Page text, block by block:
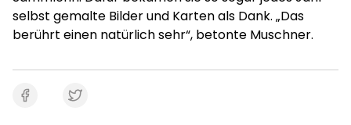
selbst gemalte Bilder und Karten als Dank. „Das
berührt einen natürlich sehr“, betonte Muschner.